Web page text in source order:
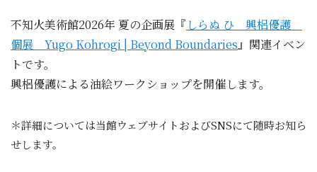
不知火美術館2026年 夏の企画展『 しらぬ ひ 興梠優護
個展 Yugo Kohrogi | Beyond Boundaries 』関連イベン
トです。
興梠優護による油絵ワークショップを開催します。
＊詳細については当館ウェブサイトおよびSNSにて随時お知ら
せします。